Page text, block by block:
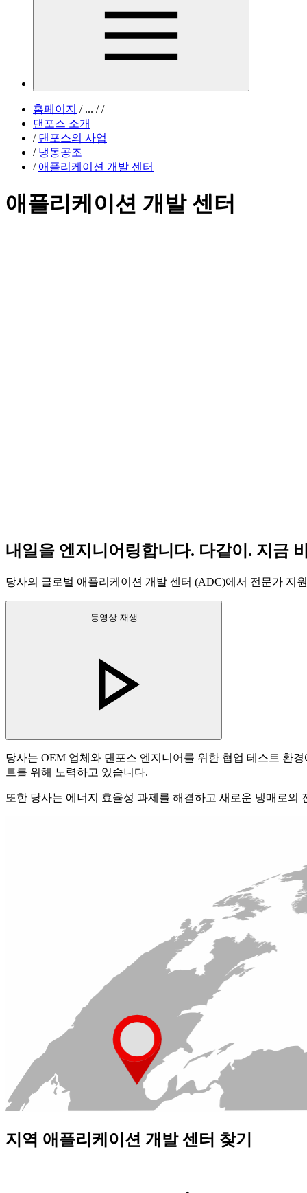
홈페이지 /... / /
댄포스 소개
/ 댄포스의 사업
/ 냉동공조
/ 애플리케이션 개발 센터
애플리케이션 개발 센터
내일을 엔지니어링합니다. 다같이. 지금
당사의 글로벌 애플리케이션 개발 센터 (ADC)에서 전문가 지
동영상 재생
당사는 OEM 업체와 댄포스 엔지니어를 위한 협업 테스트 환
트를 위해 노력하고 있습니다.
또한 당사는 에너지 효율성 과제를 해결하고 새로운 냉매로
지역 애플리케이션 개발 센터 찾기